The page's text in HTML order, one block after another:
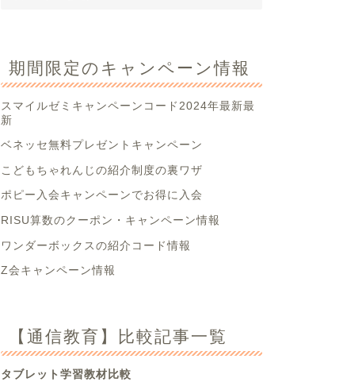
期間限定のキャンペーン情報
スマイルゼミキャンペーンコード2024年最新最
新
ベネッセ無料プレゼントキャンペーン
こどもちゃれんじの紹介制度の裏ワザ
ポピー入会キャンペーンでお得に入会
RISU算数のクーポン・キャンペーン情報
ワンダーボックスの紹介コード情報
Z会キャンペーン情報
【通信教育】比較記事一覧
タブレット学習教材比較